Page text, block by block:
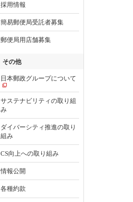
採用情報
簡易郵便局受託者募集
郵便局用店舗募集
その他
日本郵政グループについて
サステナビリティの取り組
み
ダイバーシティ推進の取り
組み
CS向上への取り組み
情報公開
各種約款